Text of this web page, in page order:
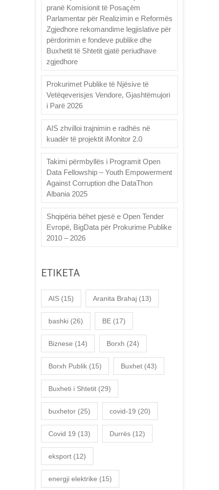
pranë Komisionit të Posaçëm
Parlamentar për Realizimin e Reformës
Zgjedhore rekomandime legjislative për
përdorimin e fondeve publike dhe
Buxhetit të Shtetit gjatë periudhave
zgjedhore
Prokurimet Publike të Njësive të
Vetëqeverisjes Vendore, Gjashtëmujori
i Parë 2026
AIS zhvilloi trajnimin e radhës në
kuadër të projektit iMonitor 2.0
Takimi përmbyllës i Programit Open
Data Fellowship – Youth Empowerment
Against Corruption dhe DataThon
Albania 2025
Shqipëria bëhet pjesë e Open Tender
Evropë, BigData për Prokurime Publike
2010 – 2026
ETIKETA
AIS (15) Aranita Brahaj (13)
bashki (26) BE (17)
Biznese (14) Borxh (24)
Borxh Publik (15) Buxhet (43)
Buxheti i Shtetit (29)
buxhetor (25) covid-19 (20)
Covid 19 (13) Durrës (12)
eksport (12)
energji elektrike (15)